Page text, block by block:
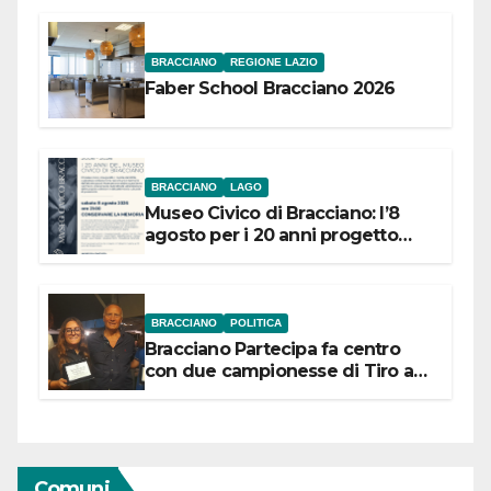
BRACCIANO REGIONE LAZIO
Faber School Bracciano 2026
BRACCIANO LAGO
Museo Civico di Bracciano: l’8
agosto per i 20 anni progetto
BRACCIANO POLITICA
Bracciano Partecipa fa centro
con due campionesse di Tiro a